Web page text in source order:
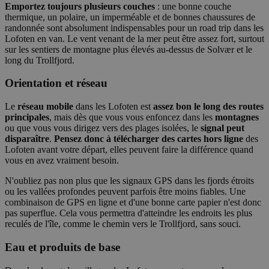
Emportez toujours plusieurs couches : une bonne couche
thermique, un polaire, un imperméable et de bonnes chaussures de
randonnée sont absolument indispensables pour un road trip dans les
Lofoten en van. Le vent venant de la mer peut être assez fort, surtout
sur les sentiers de montagne plus élevés au-dessus de Solvær et le
long du Trollfjord.
Orientation et réseau
Le réseau mobile dans les Lofoten est assez bon le long des routes
principales, mais dès que vous vous enfoncez dans les montagnes
ou que vous vous dirigez vers des plages isolées, le signal peut
disparaître. Pensez donc à télécharger des cartes hors ligne des
Lofoten avant votre départ, elles peuvent faire la différence quand
vous en avez vraiment besoin.
N'oubliez pas non plus que les signaux GPS dans les fjords étroits
ou les vallées profondes peuvent parfois être moins fiables. Une
combinaison de GPS en ligne et d'une bonne carte papier n'est donc
pas superflue. Cela vous permettra d'atteindre les endroits les plus
reculés de l'île, comme le chemin vers le Trollfjord, sans souci.
Eau et produits de base